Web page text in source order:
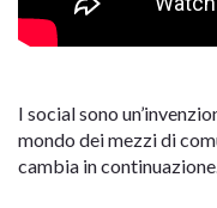
I social sono
mondo dei mezzi di
cambia in